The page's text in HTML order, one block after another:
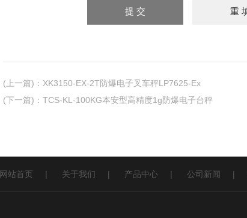
(上一篇) ： XK3150-EX-2T防爆电子叉车秤LP7625-Ex
(下一篇) ： TCS-KL-100KG本安型高精度1g防爆电子台秤
网站首页 | 关于我们 | 产品中心 | 公司新闻 |